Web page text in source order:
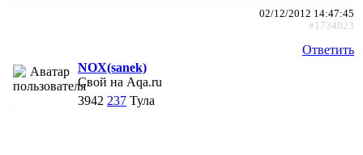
02/12/2012 14:47:45
#1734023
Ответить
NOX(sanek)
Свой на Aqa.ru
3942 237 Тула